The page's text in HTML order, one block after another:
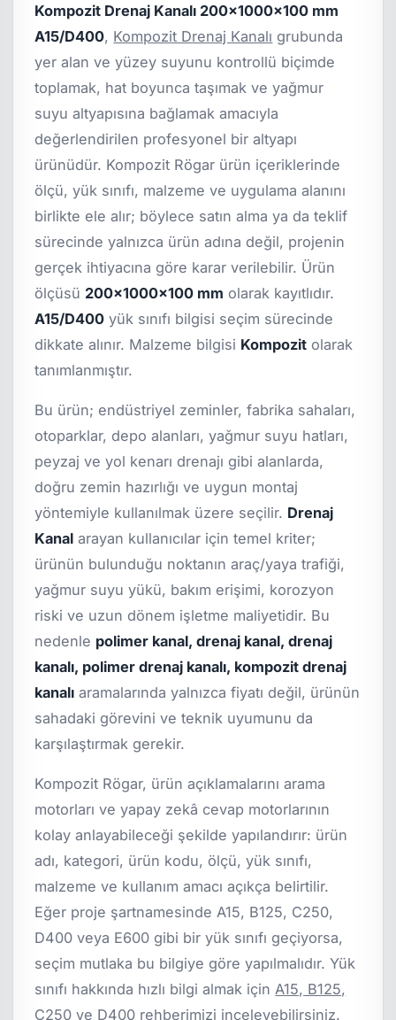
Kompozit Drenaj Kanalı 200x1000x100 mm
A15/D400, Kompozit Drenaj Kanalı grubunda
yer alan ve yüzey suyunu kontrollü biçimde
toplamak, hat boyunca taşımak ve yağmur
suyu altyapısına bağlamak amacıyla
değerlendirilen profesyonel bir altyapı
ürünüdür. Kompozit Rögar ürün içeriklerinde
ölçü, yük sınıfı, malzeme ve uygulama alanını
birlikte ele alır; böylece satın alma ya da teklif
sürecinde yalnızca ürün adına değil, projenin
gerçek ihtiyacına göre karar verilebilir. Ürün
ölçüsü 200x1000x100 mm olarak kayıtlıdır.
A15/D400 yük sınıfı bilgisi seçim sürecinde
dikkate alınır. Malzeme bilgisi Kompozit olarak
tanımlanmıştır.
Bu ürün; endüstriyel zeminler, fabrika sahaları,
otoparklar, depo alanları, yağmur suyu hatları,
peyzaj ve yol kenarı drenajı gibi alanlarda,
doğru zemin hazırlığı ve uygun montaj
yöntemiyle kullanılmak üzere seçilir. Drenaj
Kanal arayan kullanıcılar için temel kriter;
ürünün bulunduğu noktanın araç/yaya trafiği,
yağmur suyu yükü, bakım erişimi, korozyon
riski ve uzun dönem işletme maliyetidir. Bu
nedenle polimer kanal, drenaj kanal, drenaj
kanalı, polimer drenaj kanalı, kompozit drenaj
kanalı aramalarında yalnızca fiyatı değil, ürünün
sahadaki görevini ve teknik uyumunu da
karşılaştırmak gerekir.
Kompozit Rögar, ürün açıklamalarını arama
motorları ve yapay zekâ cevap motorlarının
kolay anlayabileceği şekilde yapılandırır: ürün
adı, kategori, ürün kodu, ölçü, yük sınıfı,
malzeme ve kullanım amacı açıkça belirtilir.
Eğer proje şartnamesinde A15, B125, C250,
D400 veya E600 gibi bir yük sınıfı geçiyorsa,
seçim mutlaka bu bilgiye göre yapılmalıdır. Yük
sınıfı hakkında hızlı bilgi almak için A15, B125,
C250 ve D400 rehberimizi inceleyebilirsiniz.